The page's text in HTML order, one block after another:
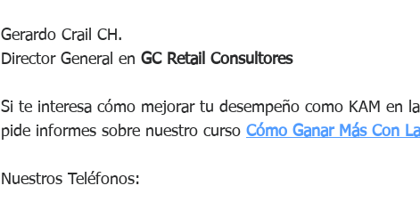
Gerardo Crail CH.
Director General en GC Retail Consultores
Si te interesa cómo mejorar tu desempeño como KAM en
pide informes sobre nuestro curso Cómo Ganar Más Con
Nuestros Teléfonos: